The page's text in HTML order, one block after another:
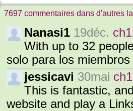
7697 commentaires dans d'autres
Nanasi1 19déc.
With up to 32
solo para los
jessicavi 30mai
This is fantastic,
website and play a